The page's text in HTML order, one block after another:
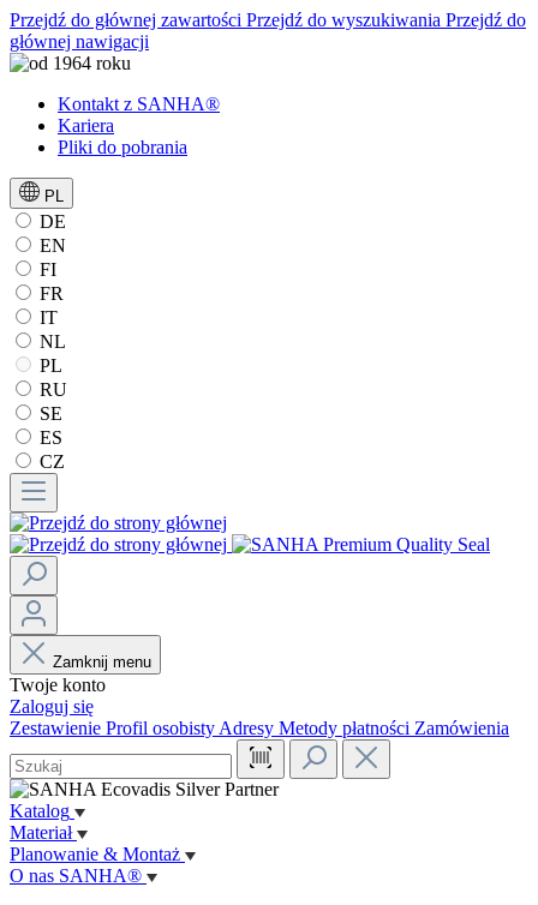
Przejdź do głównej zawartości Przejdź do wyszukiwania Przejdź do
głównej nawigacji
Kontakt z SANHA®
Kariera
Pliki do pobrania
PL
DE
EN
FI
FR
IT
NL
PL
RU
SE
ES
CZ
Zamknij menu
Twoje konto
Zaloguj się
Zestawienie Profil osobisty Adresy Metody płatności Zamówienia
Katalog
Materiał
Planowanie & Montaż
O nas SANHA®